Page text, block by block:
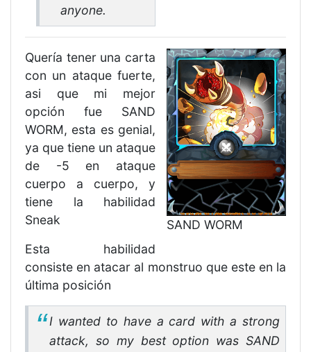
anyone.
SAND WORM
Quería tener una carta
con un ataque fuerte,
asi que mi mejor
opción fue SAND
WORM, esta es genial,
ya que tiene un ataque
de -5 en ataque
cuerpo a cuerpo, y
tiene la habilidad
Sneak
Esta habilidad
consiste en atacar al monstruo que este en la
última posición
I wanted to have a card with a strong
attack, so my best option was SAND